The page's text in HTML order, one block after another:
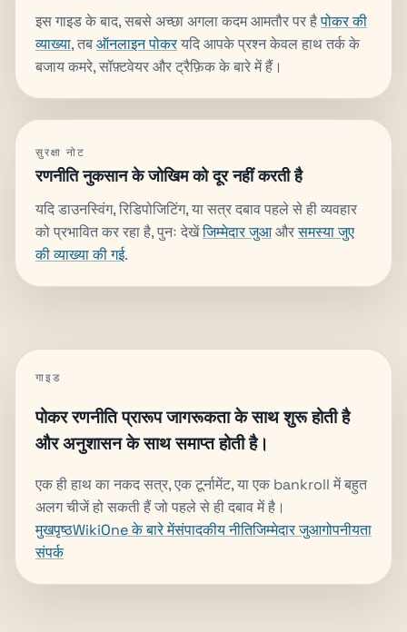
इस गाइड के बाद, सबसे अच्छा अगला कदम आमतौर पर हैपोकर की
व्याख्या, तबऑनलाइन पोकरयदि आपके प्रश्न केवल हाथ तर्क के
बजाय कमरे, सॉफ़्टवेयर और ट्रैफ़िक के बारे में हैं।
सुरक्षा नोट
रणनीति नुकसान के जोखिम को दूर नहीं करती है
यदि डाउनस्विंग, रिडिपोजिटिंग, या सत्र दबाव पहले से ही व्यवहार
को प्रभावित कर रहा है, पुनः देखेंजिम्मेदार जुआऔरसमस्या जुए
की व्याख्या की गई.
गाइड
पोकर रणनीति प्रारूप जागरूकता के साथ शुरू होती है
और अनुशासन के साथ समाप्त होती है।
एक ही हाथ का नकद सत्र, एक टूर्नामेंट, या एक bankroll में बहुत
अलग चीजें हो सकती हैं जो पहले से ही दबाव में है।
मुखपृष्ठWikiOne के बारे मेंसंपादकीय नीतिजिम्मेदार जुआगोपनीयता
संपर्क